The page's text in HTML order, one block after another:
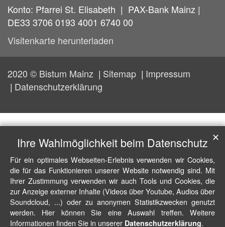
Konto: Pfarrei St. Elisabeth | PAX-Bank Mainz |
DE33 3706 0193 4001 6740 00
Visitenkarte herunterladen
2020 © Bistum Mainz Sitemap
Impressum
Datenschutzerklärung
Ihre Wahlmöglichkeit beim Datenschutz
Für ein optimales Webseiten-Erlebnis verwenden wir Cookies,
die für das Funktionieren unserer Website notwendig sind. Mit
Ihrer Zustimmung verwenden wir auch Tools und Cookies, die
zur Anzeige externer Inhalte (Videos über Youtube, Audios über
Soundcloud, ...) oder zu anonymen Statistikzwecken genutzt
werden. Hier können Sie eine Auswahl treffen. Weitere
Informationen finden Sie in unserer Datenschutzerklärung.
✕